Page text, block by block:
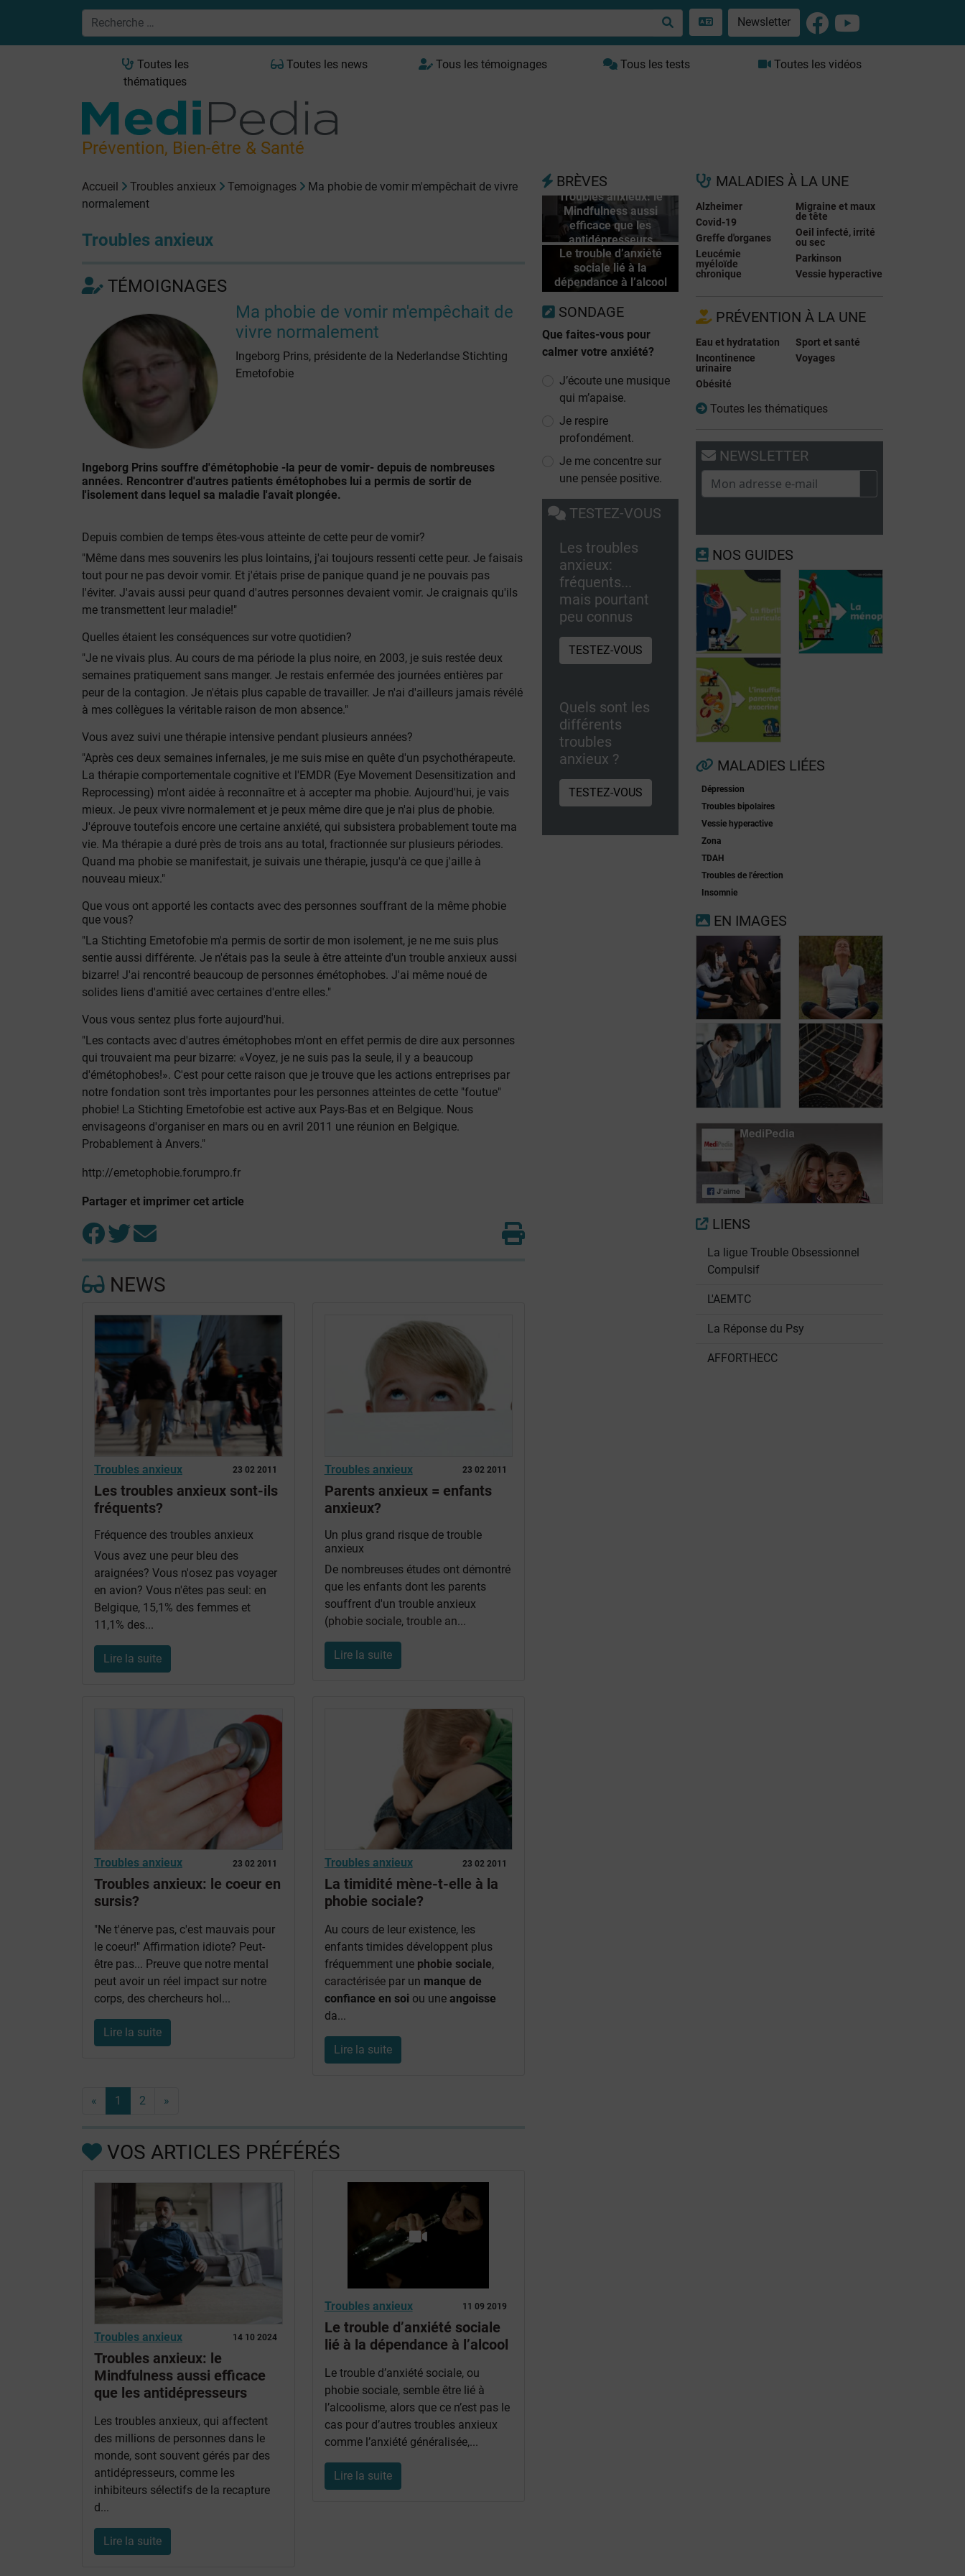
Newsletter
Toutes les
thématiques
Toutes les news Tous les témoignages Tous les tests Toutes les vidéos
Prévention, Bien-être & Santé
Accueil Troubles anxieux Temoignages
Ma phobie de vomir m'empêchait de vivre
normalement
Troubles anxieux
TÉMOIGNAGES
Ma phobie de vomir m'empêchait de
vivre normalement
Ingeborg Prins, présidente de la Nederlandse Stichting
Emetofobie
Ingeborg Prins souffre d'émétophobie -la peur de vomir- depuis de nombreuses
années. Rencontrer d'autres patients émétophobes lui a permis de sortir de
l'isolement dans lequel sa maladie l'avait plongée.
Depuis combien de temps êtes-vous atteinte de cette peur de vomir?
"Même dans mes souvenirs les plus lointains, j'ai toujours ressenti cette peur. Je faisais
tout pour ne pas devoir vomir. Et j'étais prise de panique quand je ne pouvais pas
l'éviter. J'avais aussi peur quand d'autres personnes devaient vomir. Je craignais qu'ils
me transmettent leur maladie!"
Quelles étaient les conséquences sur votre quotidien?
"Je ne vivais plus. Au cours de ma période la plus noire, en 2003, je suis restée deux
semaines pratiquement sans manger. Je restais enfermée des journées entières par
peur de la contagion. Je n'étais plus capable de travailler. Je n'ai d'ailleurs jamais révélé
à mes collègues la véritable raison de mon absence."
Vous avez suivi une thérapie intensive pendant plusieurs années?
"Après ces deux semaines infernales, je me suis mise en quête d'un psychothérapeute.
La thérapie comportementale cognitive et l'EMDR (Eye Movement Desensitization and
Reprocessing) m'ont aidée à reconnaître et à accepter ma phobie. Aujourd'hui, je vais
mieux. Je peux vivre normalement et je peux même dire que je n'ai plus de phobie.
J'éprouve toutefois encore une certaine anxiété, qui subsistera probablement toute ma
vie. Ma thérapie a duré près de trois ans au total, fractionnée sur plusieurs périodes.
Quand ma phobie se manifestait, je suivais une thérapie, jusqu'à ce que j'aille à
nouveau mieux."
Que vous ont apporté les contacts avec des personnes souffrant de la même phobie
que vous?
"La Stichting Emetofobie m'a permis de sortir de mon isolement, je ne me suis plus
sentie aussi différente. Je n'étais pas la seule à être atteinte d'un trouble anxieux aussi
bizarre! J'ai rencontré beaucoup de personnes émétophobes. J'ai même noué de
solides liens d'amitié avec certaines d'entre elles."
Vous vous sentez plus forte aujourd'hui.
"Les contacts avec d'autres émétophobes m'ont en effet permis de dire aux personnes
qui trouvaient ma peur bizarre: «Voyez, je ne suis pas la seule, il y a beaucoup
d'émétophobes!». C'est pour cette raison que je trouve que les actions entreprises par
notre fondation sont très importantes pour les personnes atteintes de cette "foutue"
phobie! La Stichting Emetofobie est active aux Pays-Bas et en Belgique. Nous
envisageons d'organiser en mars ou en avril 2011 une réunion en Belgique.
Probablement à Anvers."
http://emetophobie.forumpro.fr
Partager et imprimer cet article
NEWS
23 02 2011
Troubles anxieux
Les troubles anxieux sont-ils
fréquents?
Fréquence des troubles anxieux
Vous avez une peur bleu des
araignées? Vous n'osez pas voyager
en avion? Vous n'êtes pas seul: en
Belgique, 15,1% des femmes et
11,1% des...
Lire la suite
23 02 2011
Troubles anxieux
Parents anxieux = enfants
anxieux?
Un plus grand risque de trouble
anxieux
De nombreuses études ont démontré
que les enfants dont les parents
souffrent d'un trouble anxieux
(phobie sociale, trouble an...
Lire la suite
23 02 2011
Troubles anxieux
Troubles anxieux: le coeur en
sursis?
"Ne t'énerve pas, c'est mauvais pour
le coeur!" Affirmation idiote? Peut-
être pas... Preuve que notre mental
peut avoir un réel impact sur notre
corps, des chercheurs hol...
Lire la suite
23 02 2011
Troubles anxieux
La timidité mène-t-elle à la
phobie sociale?
Au cours de leur existence, les
enfants timides développent plus
fréquemment une phobie sociale,
caractériséepar un manque de
confiance en soi ou une angoisse
da...
Lire la suite
« 1 2 »
VOS ARTICLES PRÉFÉRÉS
14 10 2024
Troubles anxieux
Troubles anxieux: le
Mindfulness aussi efficace
que les antidépresseurs
Les troubles anxieux, qui affectent
des millions de personnes dans le
monde, sont souvent gérés par des
antidépresseurs, comme les
inhibiteurs sélectifs de la recapture
d...
Lire la suite
11 09 2019
Troubles anxieux
Le trouble d’anxiété sociale
lié à la dépendance à l’alcool
Le trouble d’anxiété sociale, ou
phobie sociale, semble être lié à
l’alcoolisme, alors que ce n’est pas le
cas pour d’autres troubles anxieux
comme l’anxiété généralisée,...
Lire la suite
BRÈVES
Troubles anxieux: le
Mindfulness aussi
efficace que les
antidépresseurs
Le trouble d’anxiété
sociale lié à la
dépendance à l’alcool
SONDAGE
Que faites-vous pour
calmer votre anxiété?
J’écoute une musique
qui m’apaise.
Je respire
profondément.
Je me concentre sur
une pensée positive.
TESTEZ-VOUS
Les troubles
anxieux:
fréquents...
mais pourtant
peu connus
TESTEZ-VOUS
Quels sont les
différents
troubles
anxieux ?
TESTEZ-VOUS
MALADIES À LA UNE
Alzheimer
Covid-19
Greffe d'organes
Leucémie
myéloïde
chronique
Migraine et maux
de tête
Oeil infecté, irrité
ou sec
Parkinson
Vessie hyperactive
PRÉVENTION À LA UNE
Eau et hydratation
Incontinence
urinaire
Obésité
Sport et santé
Voyages
Toutes les thématiques
NEWSLETTER
NOS GUIDES
Fibrillation
auriculaire
Insuffisance
pancréatique
exocrine
MALADIES LIÉES
Dépression
Troubles bipolaires
Vessie hyperactive
Zona
TDAH
Troubles de l'érection
Insomnie
EN IMAGES
thérapies
Combattre le
stress au
quotidien
La crise
d'angoisse
Les phobies
spécifiques
LIENS
La ligue Trouble Obsessionnel
Compulsif
L'AEMTC
La Réponse du Psy
AFFORTHECC